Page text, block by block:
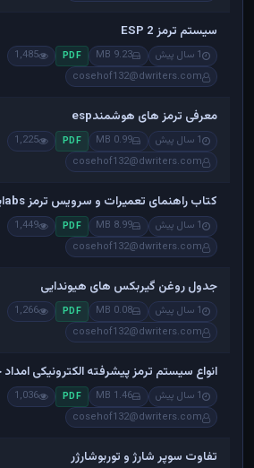
سیستم ترمز ESP 2
1 سال پیش 9.23 MB
PDF
1,485
cosehof132@dwriters.com
معرفی ترمز های هوشمندesp
1 سال پیش 0.99 MB
PDF
1,225
cosehof132@dwriters.com
کتاب راهنمای تعمیرات و سرویس ترمز absایرانخودرو
1 سال پیش 8.99 MB
PDF
1,449
cosehof132@dwriters.com
جدول روغن گیربکس های هیوندایی
1 سال پیش 0.08 MB
PDF
1,266
cosehof132@dwriters.com
انواع سیستم ترمز پیشرفته الکترونیکی
1 سال پیش 1.46 MB
PDF
1,036
cosehof132@dwriters.com
تفاوت سوپر شارژ و توربوشارژر